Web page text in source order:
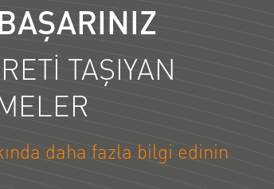
TAŞIYAN
daha fazla bilgi edinin